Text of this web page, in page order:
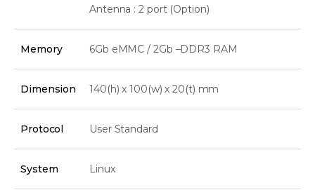
Antenna : 2 port (Option)
Memory 6Gb eMMC / 2Gb –DDR3 RAM
Dimension 140(h) x 100(w) x 20(t) mm
Protocol User Standard
System Linux